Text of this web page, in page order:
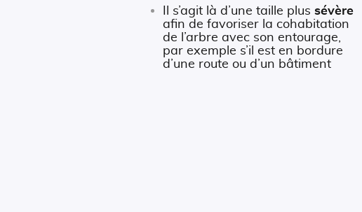
Il s’agit là d’une taille plus sévère
afin de favoriser la cohabitation
de l’arbre avec son entourage,
par exemple s’il est en bordure
d’une route ou d’un bâtiment